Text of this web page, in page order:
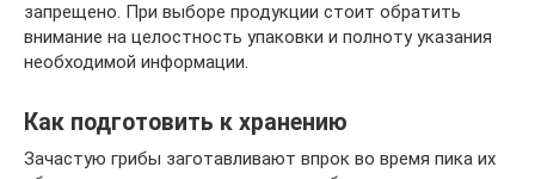
запрещено. При выборе продукции стоит обратить
внимание на целостность упаковки и полноту указания
необходимой информации.
Как подготовить к хранению
Зачастую грибы заготавливают впрок во время пика их